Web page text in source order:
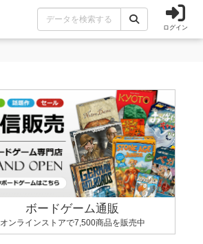
通販ストア ログイン
ボードゲーム通販
オンラインストアで7,500商品を販売中